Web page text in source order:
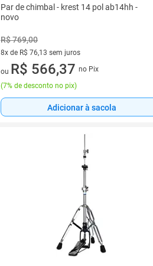
Par de chimbal - krest 14 pol ab14hh -
novo
R$ 769,00
8x de R$ 76,13 sem juros
8 vez de R$ 76,13 sem juros
ou R$ 566,37 no Pix
(7% de desconto no pix)
Adicionar à sacola